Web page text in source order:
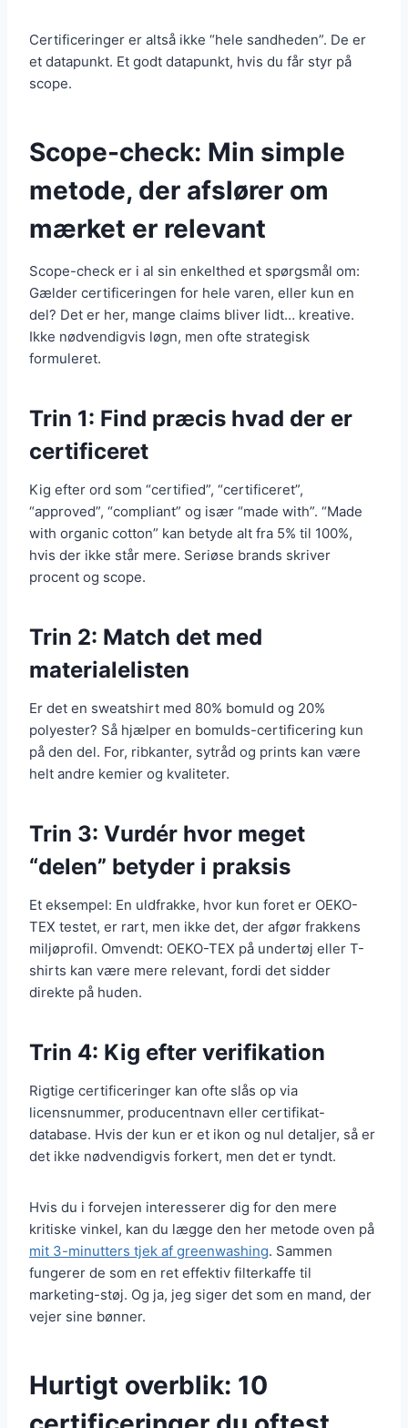
Certificeringer er altså ikke “hele sandheden”. De er
et datapunkt. Et godt datapunkt, hvis du får styr på
scope.
Scope-check: Min simple
metode, der afslører om
mærket er relevant
Scope-check er i al sin enkelthed et spørgsmål om:
Gælder certificeringen for hele varen, eller kun en
del? Det er her, mange claims bliver lidt… kreative.
Ikke nødvendigvis løgn, men ofte strategisk
formuleret.
Trin 1: Find præcis hvad der er
certificeret
Kig efter ord som “certified”, “certificeret”,
“approved”, “compliant” og især “made with”. “Made
with organic cotton” kan betyde alt fra 5% til 100%,
hvis der ikke står mere. Seriøse brands skriver
procent og scope.
Trin 2: Match det med
materialelisten
Er det en sweatshirt med 80% bomuld og 20%
polyester? Så hjælper en bomulds-certificering kun
på den del. For, ribkanter, sytråd og prints kan være
helt andre kemier og kvaliteter.
Trin 3: Vurdér hvor meget
“delen” betyder i praksis
Et eksempel: En uldfrakke, hvor kun foret er OEKO-
TEX testet, er rart, men ikke det, der afgør frakkens
miljøprofil. Omvendt: OEKO-TEX på undertøj eller T-
shirts kan være mere relevant, fordi det sidder
direkte på huden.
Trin 4: Kig efter verifikation
Rigtige certificeringer kan ofte slås op via
licensnummer, producentnavn eller certifikat-
database. Hvis der kun er et ikon og nul detaljer, så er
det ikke nødvendigvis forkert, men det er tyndt.
Hvis du i forvejen interesserer dig for den mere
kritiske vinkel, kan du lægge den her metode oven på
mit 3-minutters tjek af greenwashing. Sammen
fungerer de som en ret effektiv filterkaffe til
marketing-støj. Og ja, jeg siger det som en mand, der
vejer sine bønner.
Hurtigt overblik: 10